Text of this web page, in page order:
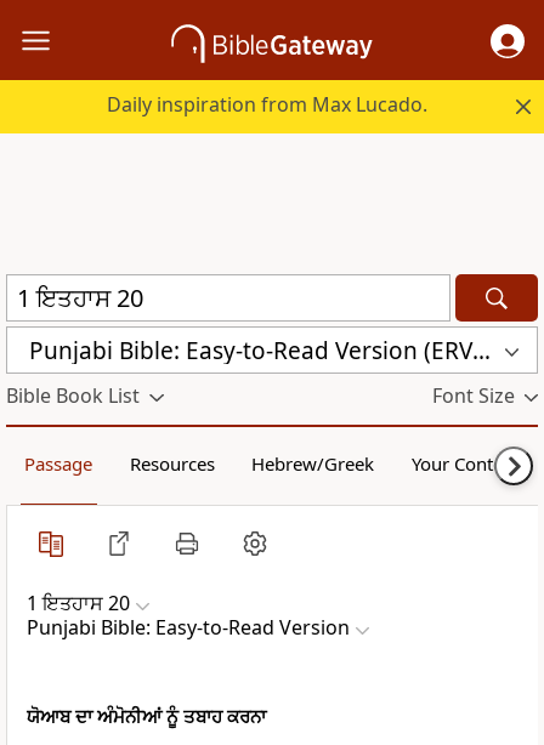
Daily inspiration from Max Lucado.
Punjabi Bible: Easy-to-Read Version (ERV-PA)
Bible Book List Font Size
Passage Resources Hebrew/Greek Your Content
1 ਇਤਹਾਸ 20
Punjabi Bible: Easy-to-Read Version
ਯੋਆਬ ਦਾ ਅੰਮੋਨੀਆਂ ਨੂੰ ਤਬਾਹ ਕਰਨਾ